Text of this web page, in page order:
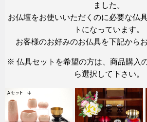
ました。
お仏壇をお使いいただくのに必要な仏
トになっています。
お客様のお好みのお仏具を下記から
※ 仏具セットを希望の方は、商品購入
ら選択して下さい。